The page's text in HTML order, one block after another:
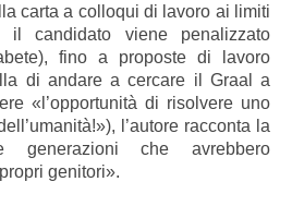
carta a colloqui di lavoro ai limiti
il candidato viene penalizzato
fino a proposte di lavoro
di andare a cercare il Graal a
«l’opportunità di risolvere uno
l’autore racconta la
generazioni che avrebbero
genitori».